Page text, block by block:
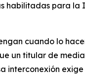
habilitadas para
cuando lo
un titular de
interconexión